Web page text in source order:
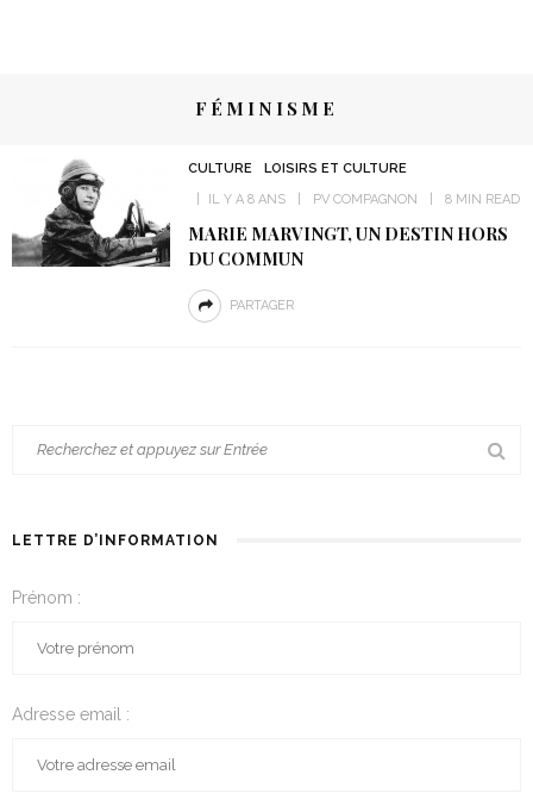
FÉMINISME
CULTURE
LOISIRS ET CULTURE
IL Y A 8 ANS
PV COMPAGNON 8 MIN READ
MARIE MARVINGT, UN DESTIN HORS
DU COMMUN
PARTAGER
LETTRE D’INFORMATION
Prénom :
Adresse email :